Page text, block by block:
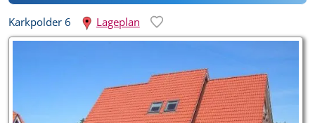
Karkpolder 6 Lageplan